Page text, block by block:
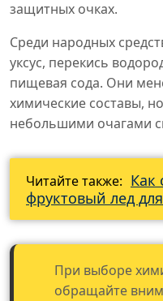
защитных очках.
Среди народных
уксус, перекись
пищевая сода. Они
химические составы,
небольшими очагами
Читайте также: Как
фруктовый лед
При выборе
обращайте